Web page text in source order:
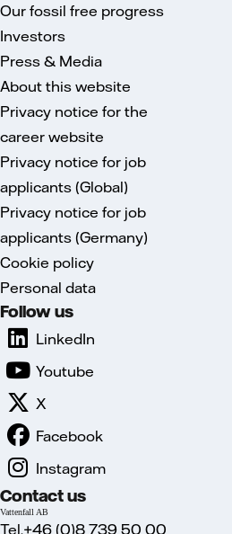
Our fossil free progress
Investors
Press & Media
About this website
Privacy notice for the
career website
Privacy notice for job
applicants (Global)
Privacy notice for job
applicants (Germany)
Cookie policy
Personal data
Follow us
LinkedIn
Youtube
X
Facebook
Instagram
Contact us
Vattenfall AB
Tel.+46 (0)8 739 50 00